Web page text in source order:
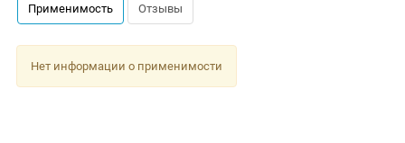
Применимость Отзывы
Нет информации о применимости